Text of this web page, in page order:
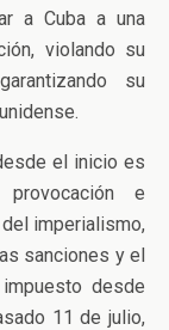
a Cuba a una
violando su
su
el inicio es
e
imperialismo,
sanciones y el
desde
11 de julio,